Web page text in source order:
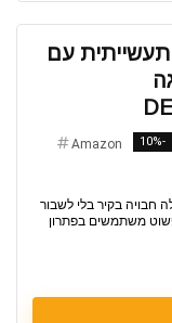
עם
-10%
Amazon
חבויה בקיר בלי לשבור
משתמשים בפתרון